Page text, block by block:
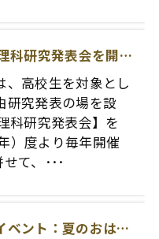
第11回東海地区理科研究発表会を開催いたします
、高校生を対象とし
研究発表の場を設
科研究発表会】を
）度より毎年開催
て、･･･
東海えほんの森イベント：夏のおはなし会